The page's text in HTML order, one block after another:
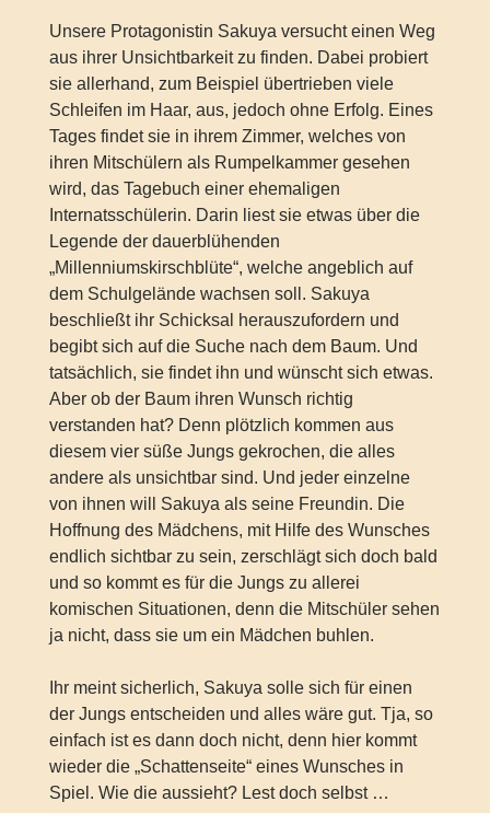
Unsere Protagonistin Sakuya versucht einen Weg
aus ihrer Unsichtbarkeit zu finden. Dabei probiert
sie allerhand, zum Beispiel übertrieben viele
Schleifen im Haar, aus, jedoch ohne Erfolg. Eines
Tages findet sie in ihrem Zimmer, welches von
ihren Mitschülern als Rumpelkammer gesehen
wird, das Tagebuch einer ehemaligen
Internatsschülerin. Darin liest sie etwas über die
Legende der dauerblühenden
„Millenniumskirschblüte“, welche angeblich auf
dem Schulgelände wachsen soll. Sakuya
beschließt ihr Schicksal herauszufordern und
begibt sich auf die Suche nach dem Baum. Und
tatsächlich, sie findet ihn und wünscht sich etwas.
Aber ob der Baum ihren Wunsch richtig
verstanden hat? Denn plötzlich kommen aus
diesem vier süße Jungs gekrochen, die alles
andere als unsichtbar sind. Und jeder einzelne
von ihnen will Sakuya als seine Freundin. Die
Hoffnung des Mädchens, mit Hilfe des Wunsches
endlich sichtbar zu sein, zerschlägt sich doch bald
und so kommt es für die Jungs zu allerei
komischen Situationen, denn die Mitschüler sehen
ja nicht, dass sie um ein Mädchen buhlen.
Ihr meint sicherlich, Sakuya solle sich für einen
der Jungs entscheiden und alles wäre gut. Tja, so
einfach ist es dann doch nicht, denn hier kommt
wieder die „Schattenseite“ eines Wunsches in
Spiel. Wie die aussieht? Lest doch selbst …